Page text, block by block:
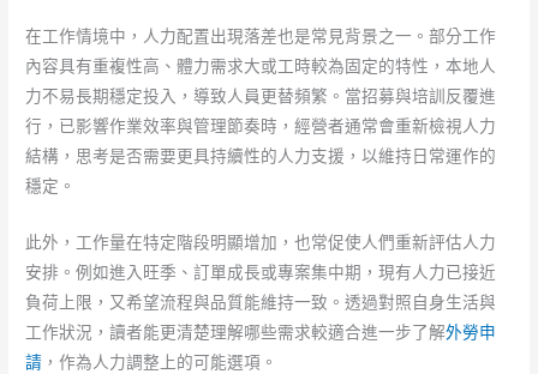
在工作情境中，人力配置出現落差也是常見背景之一。部分工作
內容具有重複性高、體力需求大或工時較為固定的特性，本地人
力不易長期穩定投入，導致人員更替頻繁。當招募與培訓反覆進
行，已影響作業效率與管理節奏時，經營者通常會重新檢視人力
結構，思考是否需要更具持續性的人力支援，以維持日常運作的
穩定。
此外，工作量在特定階段明顯增加，也常促使人們重新評估人力
安排。例如進入旺季、訂單成長或專案集中期，現有人力已接近
負荷上限，又希望流程與品質能維持一致。透過對照自身生活與
工作狀況，讀者能更清楚理解哪些需求較適合進一步了解外勞申
請 ，作為人力調整上的可能選項。